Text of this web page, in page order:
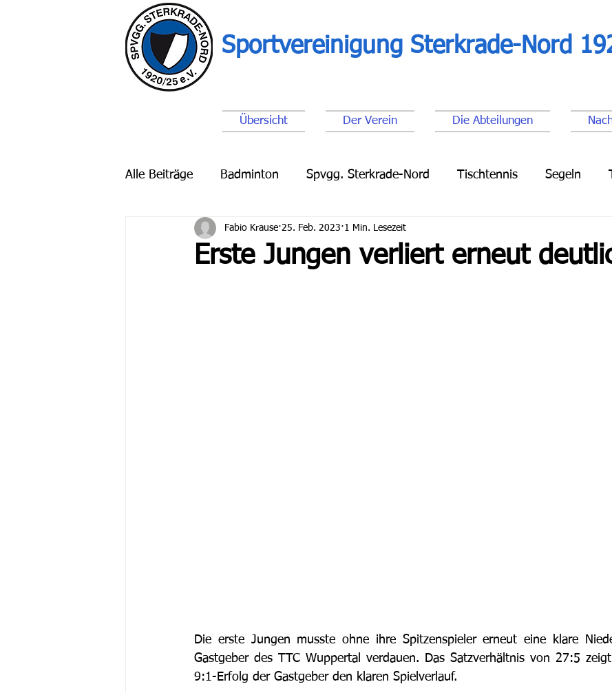
Sportvereinigung Sterkrade-Nord
Übersicht Der Verein Die Abteilungen
Alle Beiträge Badminton Spvgg. Sterkrade-Nord Tischtennis Segeln
Breitensport Schach Leichtathletik
Erste Jungen verliert erneut
Fabio Krause 25. Feb. 2023 1 Min. Lesezeit
Die erste Jungen musste ohne ihre Spitzenspieler erneut eine klare
Gastgeber des TTC Wuppertal verdauen. Das Satzverhältnis von 27:5
9:1-Erfolg der Gastgeber den klaren Spielverlauf.